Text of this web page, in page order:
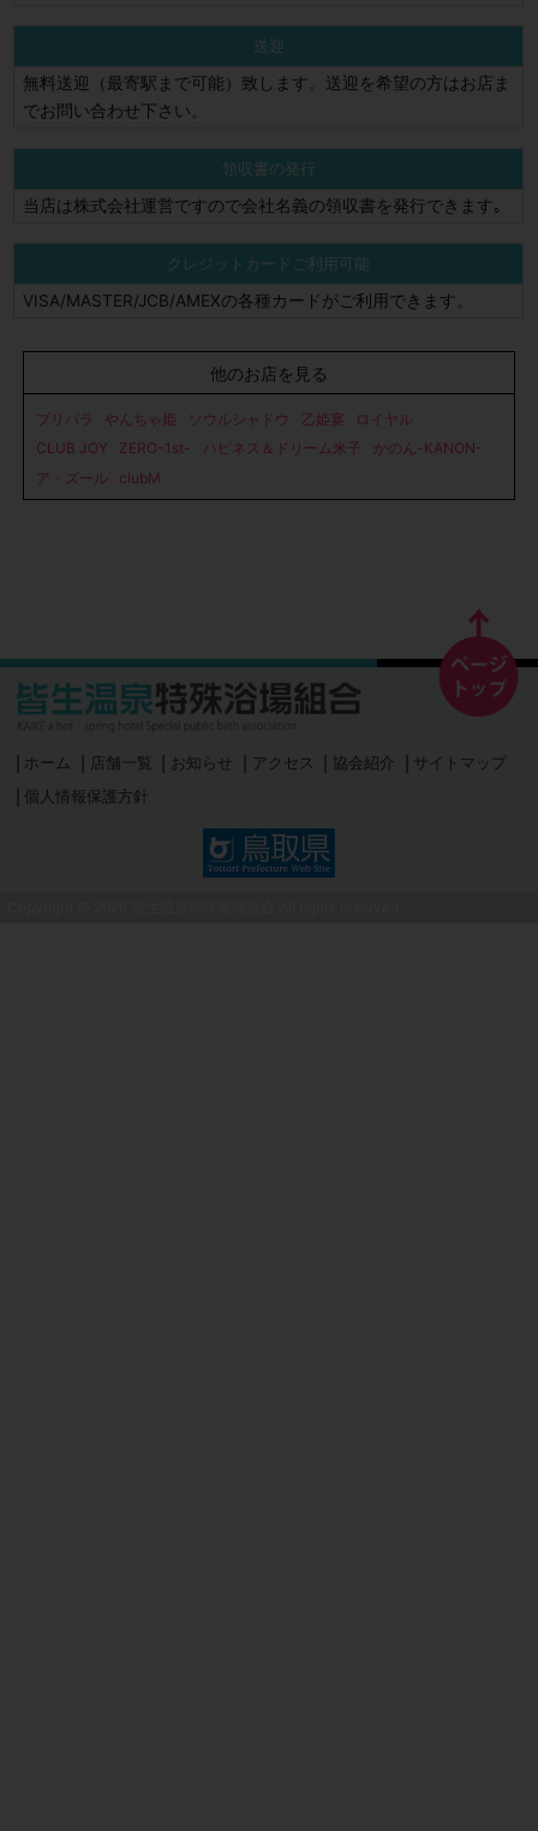
送迎
無料送迎（最寄駅まで可能）致します。送迎を希望の方はお店ま
でお問い合わせ下さい。
領収書の発行
当店は株式会社運営ですので会社名義の領収書を発行できます｡
クレジットカードご利用可能
VISA/MASTER/JCB/AMEXの各種カードがご利用できます。
他のお店を見る
プリパラ やんちゃ姫 ソウルシャドウ 乙姫宴
ロイヤル
CLUB JOY
ZERO-1st- ハピネス＆ドリーム米子
かのん-KANON-
ア・ズール
clubM
ホーム 店舗一覧 お知らせ アクセス 協会紹介
サイトマップ
個人情報保護方針